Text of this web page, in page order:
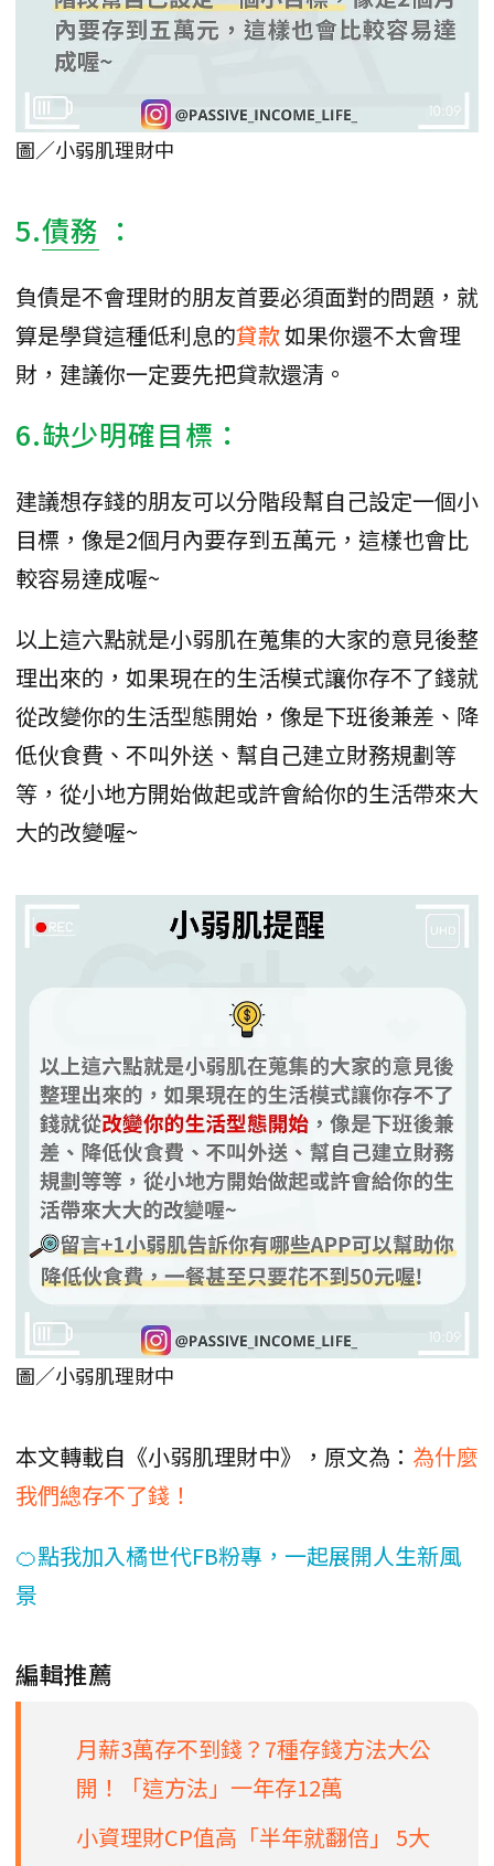
圖／小弱肌理財中
5.債務 ：
負債是不會理財的朋友首要必須面對的問題，就
算是學貸這種低利息的貸款如果你還不太會理
財，建議你一定要先把貸款還清。
6.缺少明確目標：
建議想存錢的朋友可以分階段幫自己設定一個小
目標，像是2個月內要存到五萬元，這樣也會比
較容易達成喔~
以上這六點就是小弱肌在蒐集的大家的意見後整
理出來的，如果現在的生活模式讓你存不了錢就
從改變你的生活型態開始，像是下班後兼差、降
低伙食費、不叫外送、幫自己建立財務規劃等
等，從小地方開始做起或許會給你的生活帶來大
大的改變喔~
圖／小弱肌理財中
本文轉載自《小弱肌理財中》，原文為： 為什麼
我們總存不了錢！
🍊點我加入橘世代FB粉專，一起展開人生新風
景
編輯推薦
月薪3萬存不到錢？7種存錢方法大公
開！「這方法」一年存12萬
小資理財CP值高「半年就翻倍」 5大